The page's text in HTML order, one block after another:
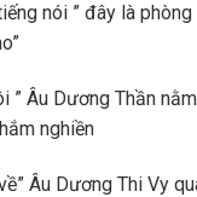
nói ” đây là
” Âu Dương Thần
nghiền
Âu Dương Thi Vy